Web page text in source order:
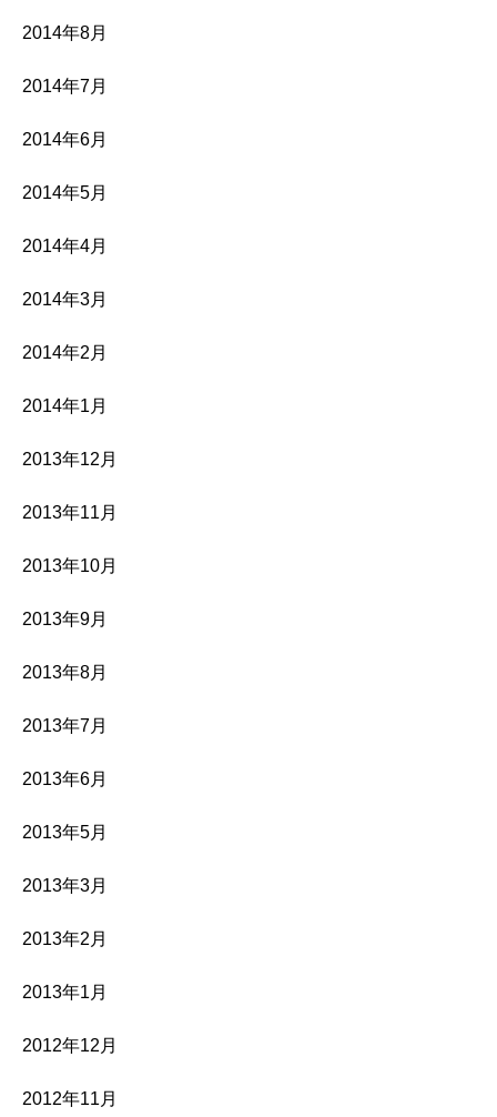
2014年8月
2014年7月
2014年6月
2014年5月
2014年4月
2014年3月
2014年2月
2014年1月
2013年12月
2013年11月
2013年10月
2013年9月
2013年8月
2013年7月
2013年6月
2013年5月
2013年3月
2013年2月
2013年1月
2012年12月
2012年11月